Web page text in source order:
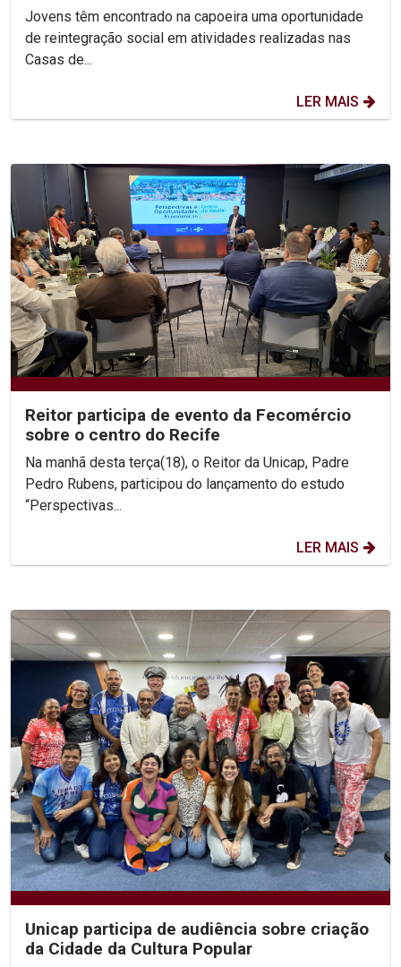
Jovens têm encontrado na capoeira uma oportunidade
de reintegração social em atividades realizadas nas
Casas de...
LER MAIS
Reitor participa de evento da Fecomércio
sobre o centro do Recife
Na manhã desta terça(18), o Reitor da Unicap, Padre
Pedro Rubens, participou do lançamento do estudo
“Perspectivas...
LER MAIS
Unicap participa de audiência sobre criação
da Cidade da Cultura Popular